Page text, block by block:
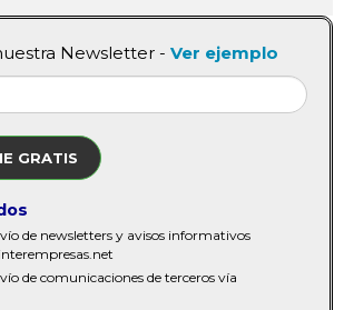
Newsletter - Ver ejemplo
GRATIS
de newsletters y avisos informativos
de comunicaciones de terceros vía